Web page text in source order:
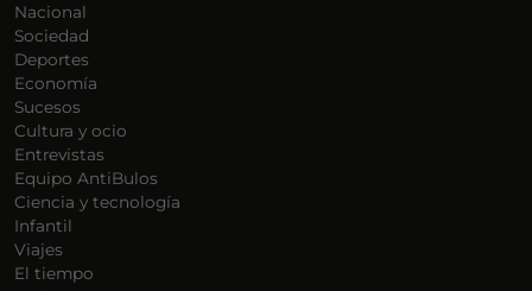
Nacional
Sociedad
Deportes
Economía
Sucesos
Cultura y ocio
Entrevistas
Equipo AntiBulos
Ciencia y tecnología
Infantil
Viajes
El tiempo